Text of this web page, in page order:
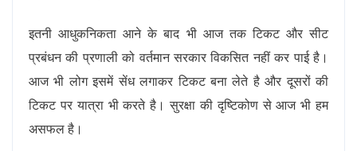
इतनी आधुकनिकता आने के बाद भी आज तक टिकट और सीट
प्रबंधन की प्रणाली को वर्तमान सरकार विकसित नहीं कर पाई है।
आज भी लोग इसमें सेंध लगाकर टिकट बना लेते है और दूसरों की
टिकट पर यात्रा भी करते है। सुरक्षा की दृष्टिकोण से आज भी हम
असफल है।